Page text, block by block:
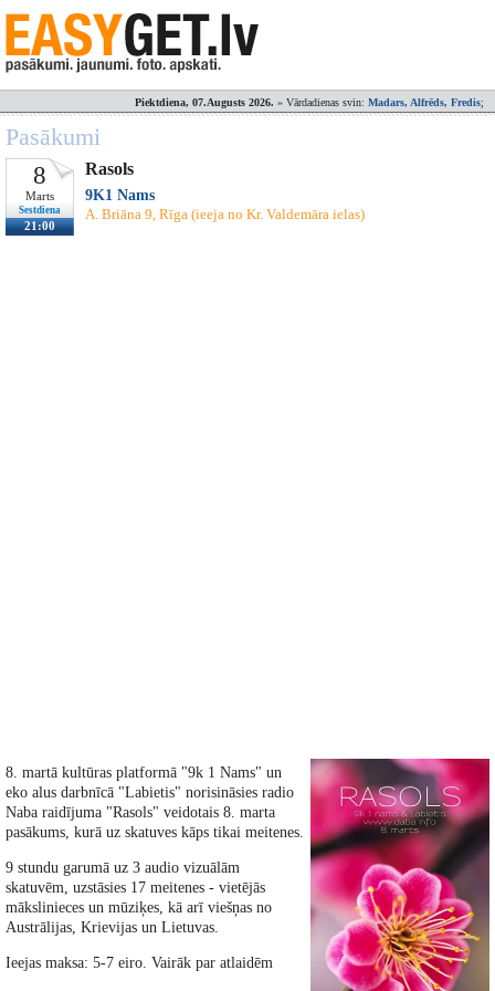
Piektdiena, 07.Augusts 2026. » Vārdadienas svin: Madars, Alfrēds, Fredis;
Pasākumi
8
Marts
Sestdiena
21:00
Rasols
9K1 Nams
A. Briāna 9, Rīga (ieeja no Kr. Valdemāra ielas)
8. martā kultūras platformā "9k 1 Nams" un
eko alus darbnīcā "Labietis" norisināsies radio
Naba raidījuma "Rasols" veidotais 8. marta
pasākums, kurā uz skatuves kāps tikai meitenes.
9 stundu garumā uz 3 audio vizuālām
skatuvēm, uzstāsies 17 meitenes - vietējās
mākslinieces un mūziķes, kā arī viešņas no
Austrālijas, Krievijas un Lietuvas.
Ieejas maksa: 5-7 eiro. Vairāk par atlaidēm